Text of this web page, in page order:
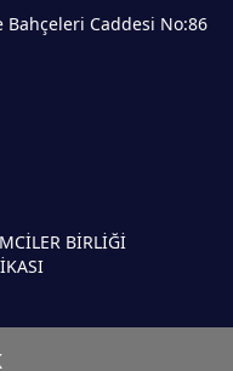
BİRLİĞİ
Bahçeleri Caddesi No:86